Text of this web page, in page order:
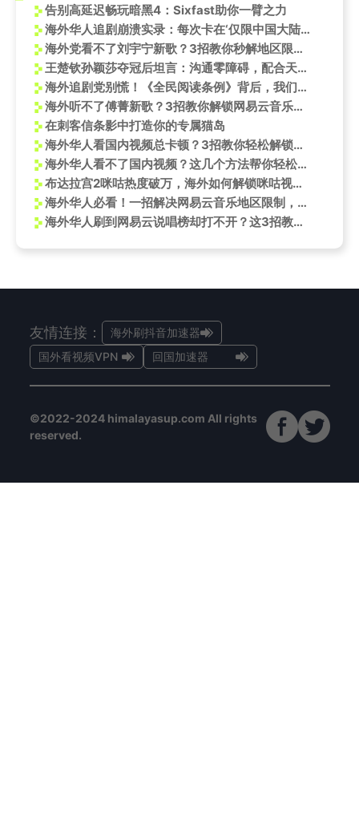
告别高延迟畅玩暗黑4：Sixfast助你一臂之力
海外华人追剧崩溃实录：每次卡在‘仅限中国大陆’时，我都想给路由器磕头
海外党看不了刘宇宁新歌？3招教你秒解地区限制，治愈乡愁！
王楚钦孙颖莎夺冠后坦言：沟通零障碍，配合天衣无缝！
海外追剧党别慌！《全民阅读条例》背后，我们更关心如何解锁你的“限时追更”
海外听不了傅菁新歌？3招教你解锁网易云音乐地区限制
在刺客信条影中打造你的专属猫岛
海外华人看国内视频总卡顿？3招教你轻松解锁央视频等平台限制
海外华人看不了国内视频？这几个方法帮你轻松解锁限制
布达拉宫2咪咕热度破万，海外如何解锁咪咕视频限制观看？
海外华人必看！一招解决网易云音乐地区限制，何浩楠新歌《全世界就你不知道》轻松听
海外华人刷到网易云说唱榜却打不开？这3招教你搞定音乐限制
友情连接：
海外刷抖音加速器
国外看视频VPN
回国加速器
©2022-2024 himalayasup.com All rights
reserved.